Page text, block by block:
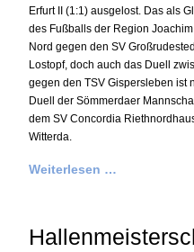
Erfurt II (1:1) ausgelost. Das als
des Fußballs der Region
Nord gegen den SV
Lostopf, doch auch das Duell
gegen den TSV Gispersleben ist
Duell der Sömmerdaer
dem SV Concordia
Witterda.
Weiterlesen …